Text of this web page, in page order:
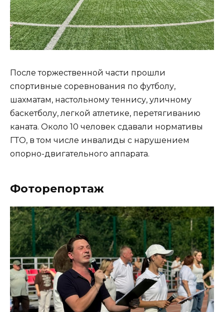
После торжественной части прошли
спортивные соревнования по футболу,
шахматам, настольному теннису, уличному
баскетболу, легкой атлетике, перетягиванию
каната. Около 10 человек сдавали нормативы
ГТО, в том числе инвалиды с нарушением
опорно-двигательного аппарата.
Фоторепортаж